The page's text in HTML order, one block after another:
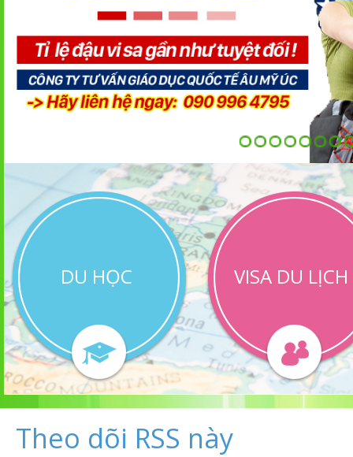
DU HỌC VISA DU LỊCH
Theo dõi RSS này